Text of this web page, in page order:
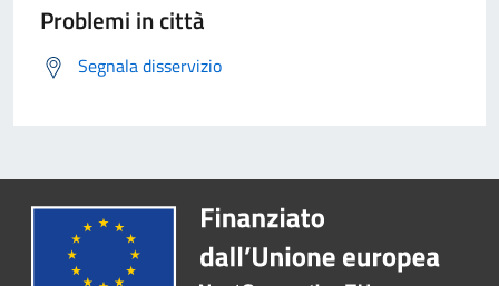
Problemi in città
Segnala disservizio